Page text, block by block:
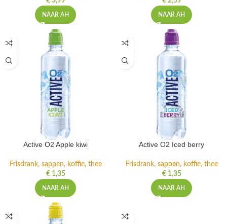
NAAR AH NAAR AH
Active O2 Apple kiwi
Frisdrank, sappen, koffie, thee
€1,35
NAAR AH
Active O2 Iced berry
Frisdrank, sappen, koffie, thee
€1,35
NAAR AH